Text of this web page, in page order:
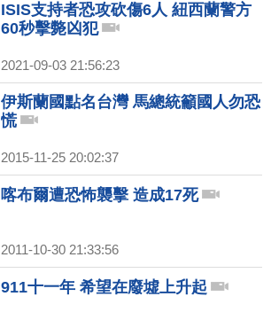
ISIS支持者恐攻砍傷6人 紐西蘭警方
60秒擊斃凶犯
2021-09-03 21:56:23
伊斯蘭國點名台灣 馬總統籲國人勿恐
慌
2015-11-25 20:02:37
喀布爾遭恐怖襲擊 造成17死
2011-10-30 21:33:56
911十一年 希望在廢墟上升起